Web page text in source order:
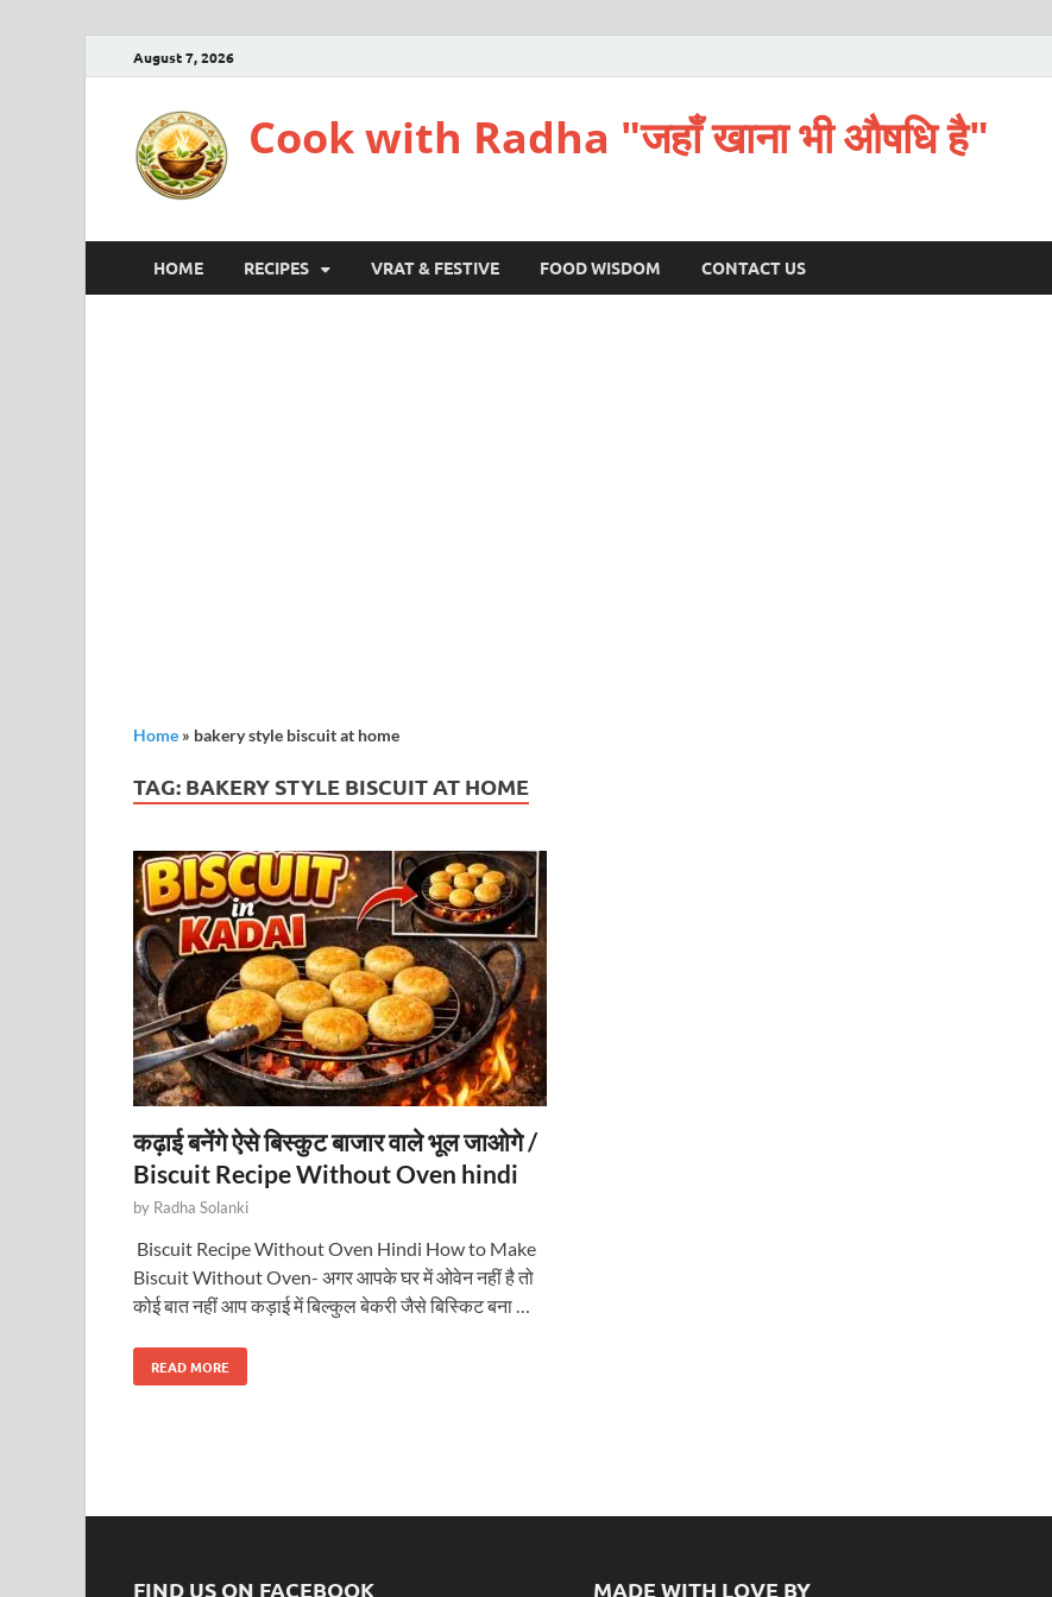
August 7, 2026
Cook with Radha "जहाँ खाना भी औषधि है"
HOME RECIPES VRAT & FESTIVE FOOD WISDOM CONTACT US
Home » bakery style biscuit at home
TAG: BAKERY STYLE BISCUIT AT HOME
कढ़ाई बनेंगे ऐसे बिस्कुट बाजार वाले भूल जाओगे /
Biscuit Recipe Without Oven hindi
by Radha Solanki
Biscuit Recipe Without Oven Hindi How to Make
Biscuit Without Oven- अगर आपके घर में ओवेन नहीं है तो
कोई बात नहीं आप कड़ाई में बिल्कुल बेकरी जैसे बिस्किट बना …
READ MORE
FIND US ON FACEBOOK MADE WITH LOVE BY